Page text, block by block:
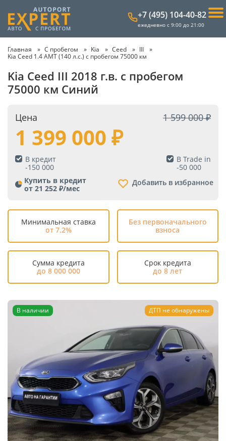
+7 (495) 104-40-82
ежедневно с 9:00 до 21:00
Главная С пробегом Kia Ceed
III
Kia Ceed 1.4 AMT (140 л.с.) с пробегом 75000 км
Kia Ceed III 2018 г.в. с пробегом
75000 км Синий
Цена 1 599 000
1 399 000
В кредит
-150 000
В Trade in
-50 000
Купить в кредит
от 21 252 ₽/мес
Добавить в избранное
Минимальная ставка
от 7.2%
Без первоначального
взноса
Сумма кредита
до 8 000 000
Срок кредита
до 8 лет
В наличии ДТП не обнаружены